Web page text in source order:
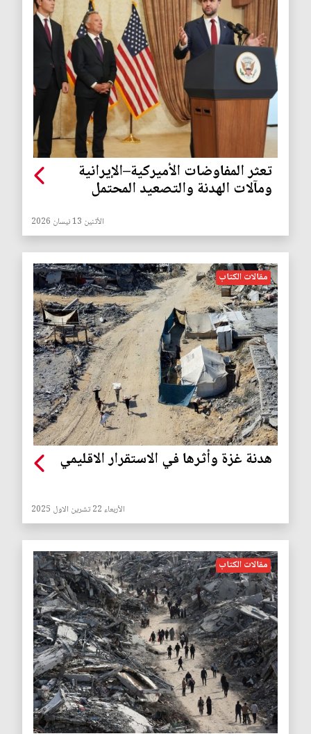
تعثر المفاوضات الأميركية–الإيرانية
ومآلات الهدنة والتصعيد المحتمل
الأثنين 13 نيسان 2026
مقالات الكتاب
هدنة غزة وأثرها في الاستقرار الاقليمي
الأربعاء 22 تشرين الاول 2025
مقالات الكتاب